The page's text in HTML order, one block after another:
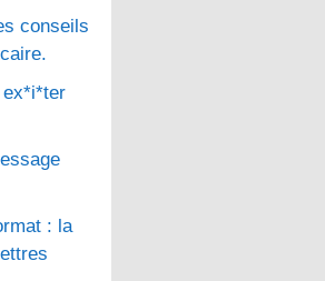
conseils
ex*i*ter
: la